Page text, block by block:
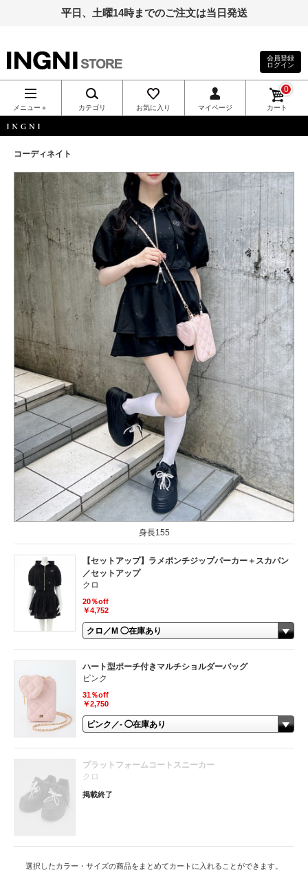
平日、土曜14時までのご注文は当日発送
INGNI（イン
グ）公式通
販｜INGNI
STORE
会員登録
ログイン
メニュー＋ カテゴリ お気に入り マイページ カート
0
コーディネイト
身長155
【セットアップ】ラメポンチジップパーカー＋スカパン
／セットアップ
クロ
20％off
￥4,752
ハート型ポーチ付きマルチショルダーバッグ
ピンク
31％off
￥2,750
プラットフォームコートスニーカー
クロ
掲載終了
選択したカラー・サイズの商品をまとめてカートに入れることができます。